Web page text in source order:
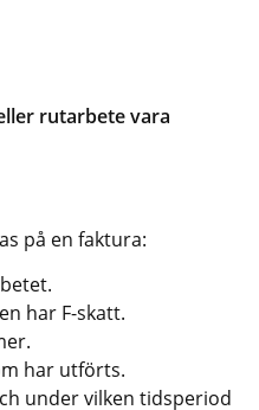
rutarbete vara
på en faktura:
har F-skatt.
har utförts.
under vilken tidsperiod